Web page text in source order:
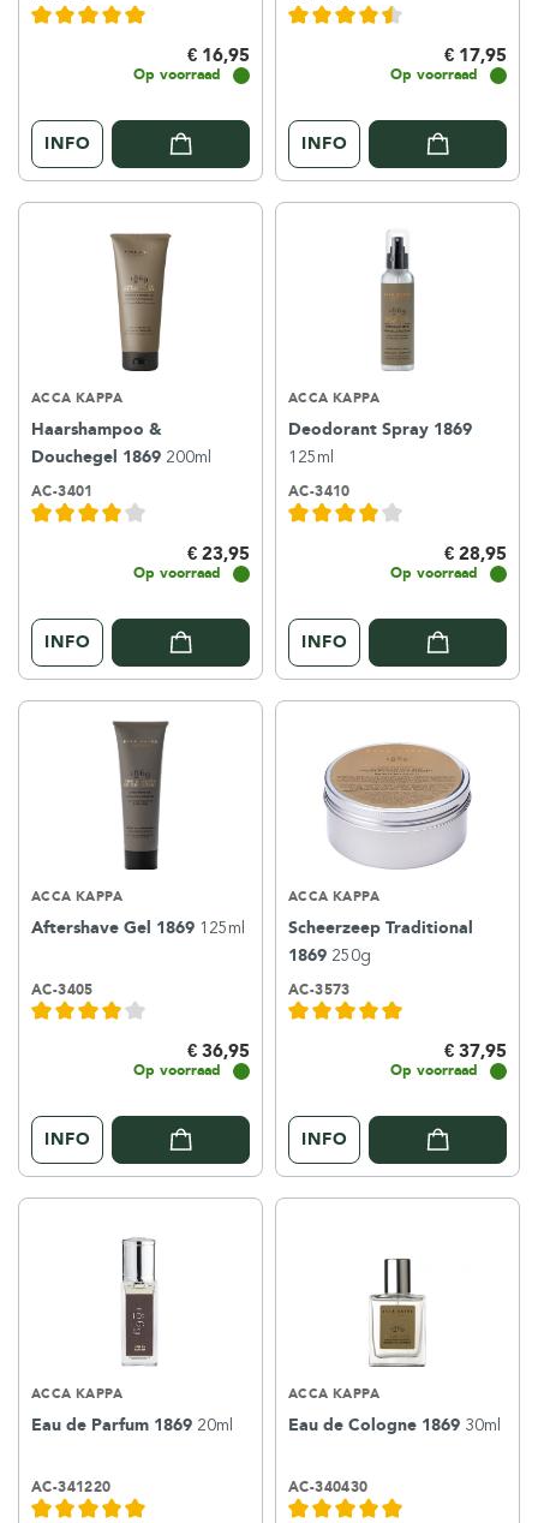
€ 16,95
Op voorraad
INFO
€ 17,95
Op voorraad
INFO
ACCA KAPPA
Haarshampoo &
Douchegel 1869 200ml
AC-3401
€ 23,95
Op voorraad
INFO
ACCA KAPPA
Deodorant Spray 1869
125ml
AC-3410
€ 28,95
Op voorraad
INFO
ACCA KAPPA
Aftershave Gel 1869 125ml
AC-3405
€ 36,95
Op voorraad
INFO
ACCA KAPPA
Scheerzeep Traditional
1869 250g
AC-3573
€ 37,95
Op voorraad
INFO
ACCA KAPPA
Eau de Parfum 1869 20ml
AC-341220
ACCA KAPPA
Eau de Cologne 1869 30ml
AC-340430